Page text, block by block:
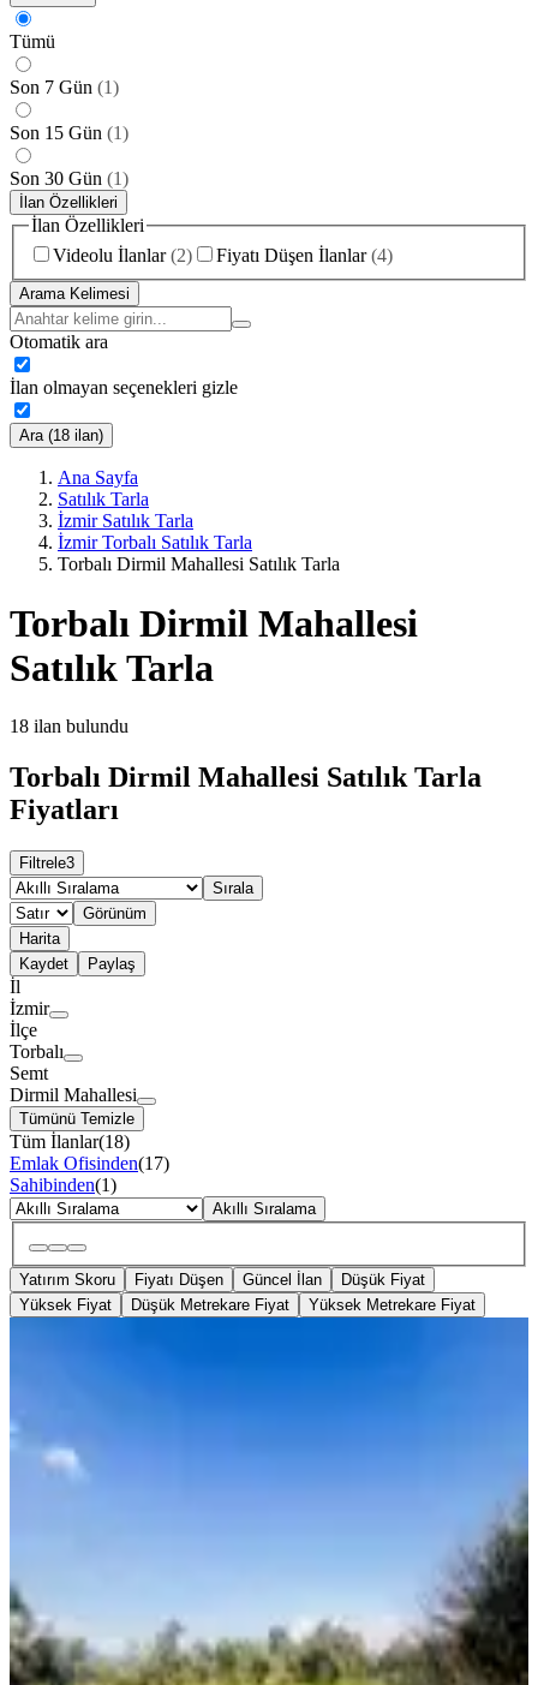
Tümü
Son 7 Gün (1)
Son 15 Gün (1)
Son 30 Gün (1)
İlan Özellikleri
İlan Özellikleri
Videolu İlanlar (2) Fiyatı Düşen İlanlar (4)
Arama Kelimesi
Otomatik ara
İlan olmayan seçenekleri gizle
Ara (18 ilan)
Ana Sayfa
Satılık Tarla
İzmir Satılık Tarla
İzmir Torbalı Satılık Tarla
Torbalı Dirmil Mahallesi Satılık Tarla
Torbalı Dirmil Mahallesi
Satılık Tarla
18 ilan bulundu
Torbalı Dirmil Mahallesi Satılık Tarla
Fiyatları
Filtrele3
Sırala
Görünüm
Harita
Kaydet
Paylaş
İl
İzmir
İlçe
Torbalı
Semt
Dirmil Mahallesi
Tümünü Temizle
Tüm İlanlar(18)
Emlak Ofisinden(17)
Sahibinden(1)
Akıllı Sıralama
Yatırım Skoru Fiyatı Düşen Güncel İlan
Düşük Fiyat
Yüksek Fiyat
Düşük Metrekare Fiyat Yüksek Metrekare Fiyat
TURYAP TORBALI TEMSİLCİLİĞİErdal Gün